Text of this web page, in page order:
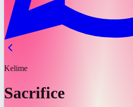
Kelime
Sacrifice